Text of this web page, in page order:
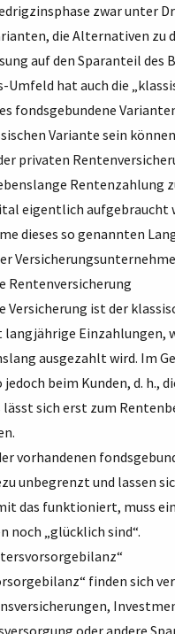
zwar unter
die Alternativen zu
auf den Sparanteil des
Umfeld hat auch die
fondsgebundene
Variante sein
privaten
Rentenzahlung
eigentlich aufgebraucht
dieses so genannten
Rentenversicherung
Versicherung ist der
Einzahlungen,
ausgezahlt wird. Im
beim Kunden, d. h.,
sich erst zum
vorhandenen
unbegrenzt und lassen
das funktioniert, muss
noch „glücklich sind“.
finden sich
oder andere